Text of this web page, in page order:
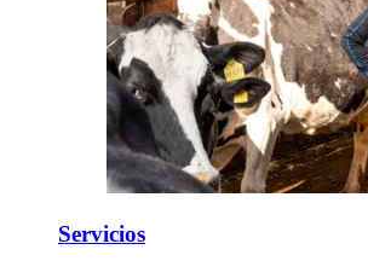
Servicios